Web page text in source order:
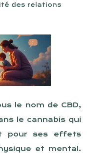
des relations
le nom de CBD,
le cannabis qui
pour ses effets
et mental.